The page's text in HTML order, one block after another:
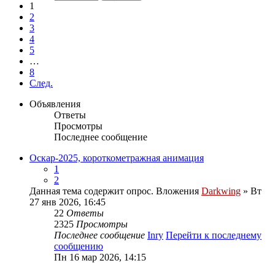
1
2
3
4
5
…
8
След.
Объявления
Ответы
Просмотры
Последнее сообщение
Оскар-2025, короткометражная анимация
1
2
Данная тема содержит опрос. Вложения Darkwing » Вт
27 янв 2026, 16:45
22 Ответы
2325 Просмотры
Последнее сообщение Inry Перейти к последнему
сообщению
Пн 16 мар 2026, 14:15